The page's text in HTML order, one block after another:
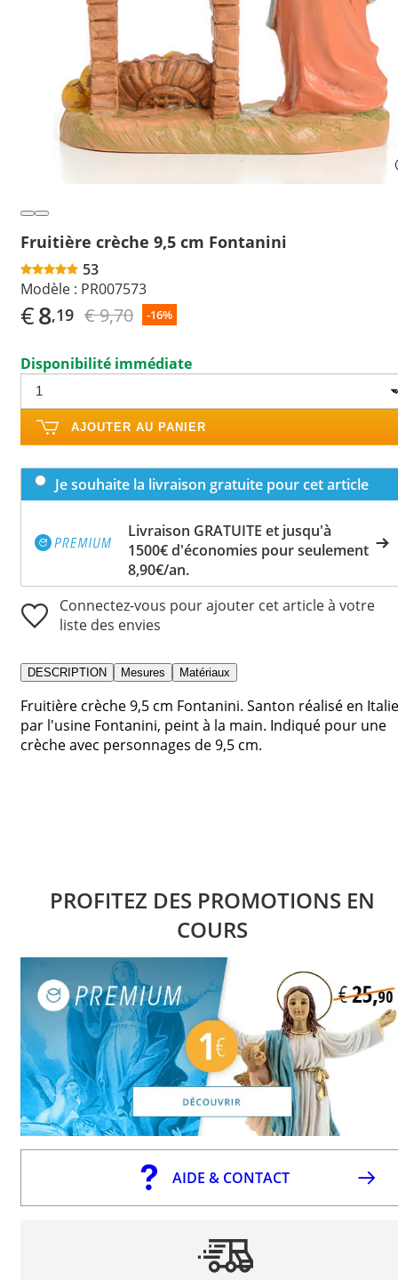
Fruitière crèche 9,5 cm Fontanini
53
Modèle : PR007573
€8,19 € 9,70 -16%
Disponibilité immédiate
AJOUTER AU PANIER
Je souhaite la livraison gratuite pour cet article
Livraison GRATUITE et jusqu'à
1500€ d'économies pour seulement
8,90€/an.
Connectez-vous pour ajouter cet article à votre
liste des envies
DESCRIPTION Mesures Matériaux
Fruitière crèche 9,5 cm Fontanini. Santon réalisé en Italie
par l'usine Fontanini, peint à la main. Indiqué pour une
crèche avec personnages de 9,5 cm.
PROFITEZ DES PROMOTIONS EN
COURS
AIDE & CONTACT